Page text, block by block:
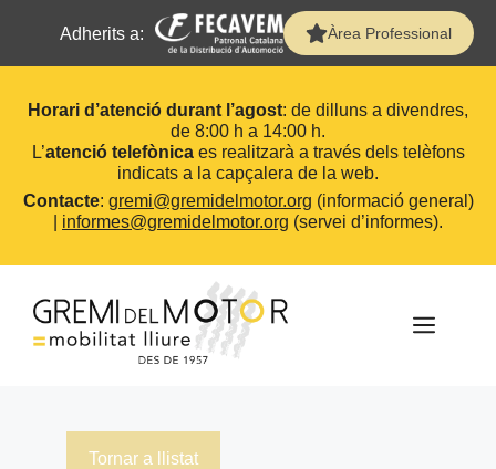
Adherits a: Àrea Professional
Horari d’atenció durant l’agost: de dilluns a divendres,
de 8:00 h a 14:00 h.
L’atenció telefònicaes realitzarà a través dels telèfons
indicats a la capçalera de la web.
Contacte: gremi@gremidelmotor.org (informació general)
informes@gremidelmotor.org (servei d’informes).
contingut
Tornar a llistat